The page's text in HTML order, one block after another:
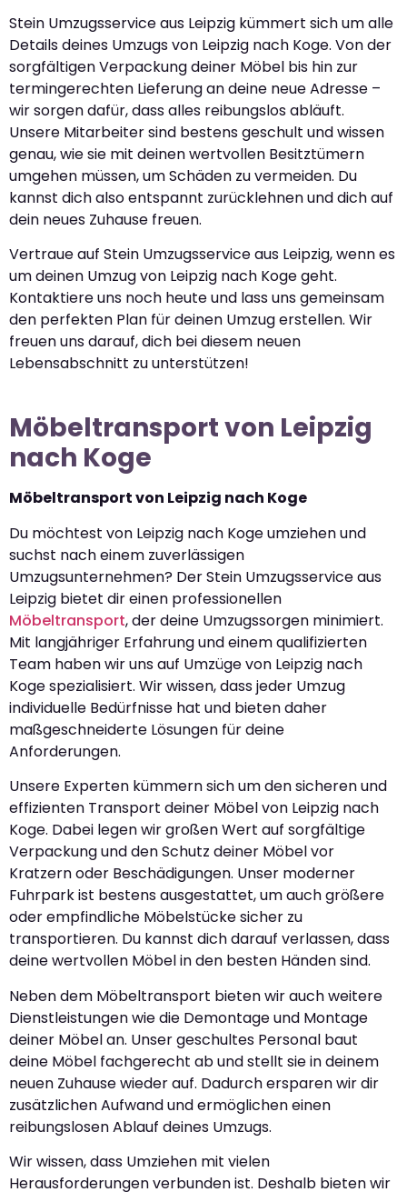
Stein Umzugsservice aus Leipzig kümmert sich um alle
Details deines Umzugs von Leipzig nach Koge. Von der
sorgfältigen Verpackung deiner Möbel bis hin zur
termingerechten Lieferung an deine neue Adresse –
wir sorgen dafür, dass alles reibungslos abläuft.
Unsere Mitarbeiter sind bestens geschult und wissen
genau, wie sie mit deinen wertvollen Besitztümern
umgehen müssen, um Schäden zu vermeiden. Du
kannst dich also entspannt zurücklehnen und dich auf
dein neues Zuhause freuen.
Vertraue auf Stein Umzugsservice aus Leipzig, wenn es
um deinen Umzug von Leipzig nach Koge geht.
Kontaktiere uns noch heute und lass uns gemeinsam
den perfekten Plan für deinen Umzug erstellen. Wir
freuen uns darauf, dich bei diesem neuen
Lebensabschnitt zu unterstützen!
Möbeltransport von Leipzig
nach Koge
Möbeltransport von Leipzig nach Koge
Du möchtest von Leipzig nach Koge umziehen und
suchst nach einem zuverlässigen
Umzugsunternehmen? Der Stein Umzugsservice aus
Leipzig bietet dir einen professionellen
Möbeltransport, der deine Umzugssorgen minimiert.
Mit langjähriger Erfahrung und einem qualifizierten
Team haben wir uns auf Umzüge von Leipzig nach
Koge spezialisiert. Wir wissen, dass jeder Umzug
individuelle Bedürfnisse hat und bieten daher
maßgeschneiderte Lösungen für deine
Anforderungen.
Unsere Experten kümmern sich um den sicheren und
effizienten Transport deiner Möbel von Leipzig nach
Koge. Dabei legen wir großen Wert auf sorgfältige
Verpackung und den Schutz deiner Möbel vor
Kratzern oder Beschädigungen. Unser moderner
Fuhrpark ist bestens ausgestattet, um auch größere
oder empfindliche Möbelstücke sicher zu
transportieren. Du kannst dich darauf verlassen, dass
deine wertvollen Möbel in den besten Händen sind.
Neben dem Möbeltransport bieten wir auch weitere
Dienstleistungen wie die Demontage und Montage
deiner Möbel an. Unser geschultes Personal baut
deine Möbel fachgerecht ab und stellt sie in deinem
neuen Zuhause wieder auf. Dadurch ersparen wir dir
zusätzlichen Aufwand und ermöglichen einen
reibungslosen Ablauf deines Umzugs.
Wir wissen, dass Umziehen mit vielen
Herausforderungen verbunden ist. Deshalb bieten wir